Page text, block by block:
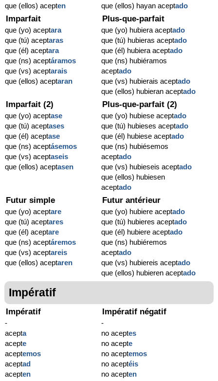
que (ellos) acepten
que (ellos) hayan aceptado
Imparfait
que (yo) aceptara
que (tú) aceptaras
que (él) aceptara
que (ns) aceptáramos
que (vs) aceptarais
que (ellos) aceptaran
Plus-que-parfait
que (yo) hubiera aceptado
que (tú) hubieras aceptado
que (él) hubiera aceptado
que (ns) hubiéramos
aceptado
que (vs) hubierais aceptado
que (ellos) hubieran aceptado
Imparfait (2)
que (yo) aceptase
que (tú) aceptases
que (él) aceptase
que (ns) aceptásemos
que (vs) aceptaseis
que (ellos) aceptasen
Plus-que-parfait (2)
que (yo) hubiese aceptado
que (tú) hubieses aceptado
que (él) hubiese aceptado
que (ns) hubiésemos
aceptado
que (vs) hubieseis aceptado
que (ellos) hubiesen
aceptado
Futur simple
que (yo) aceptare
que (tú) aceptares
que (él) aceptare
que (ns) aceptáremos
que (vs) aceptareis
que (ellos) aceptaren
Futur antérieur
que (yo) hubiere aceptado
que (tú) hubieres aceptado
que (él) hubiere aceptado
que (ns) hubiéremos
aceptado
que (vs) hubiereis aceptado
que (ellos) hubieren aceptado
Impératif
Impératif
-
acepta
acepte
aceptemos
aceptad
acepten
Impératif négatif
-
no aceptes
no acepte
no aceptemos
no aceptéis
no acepten